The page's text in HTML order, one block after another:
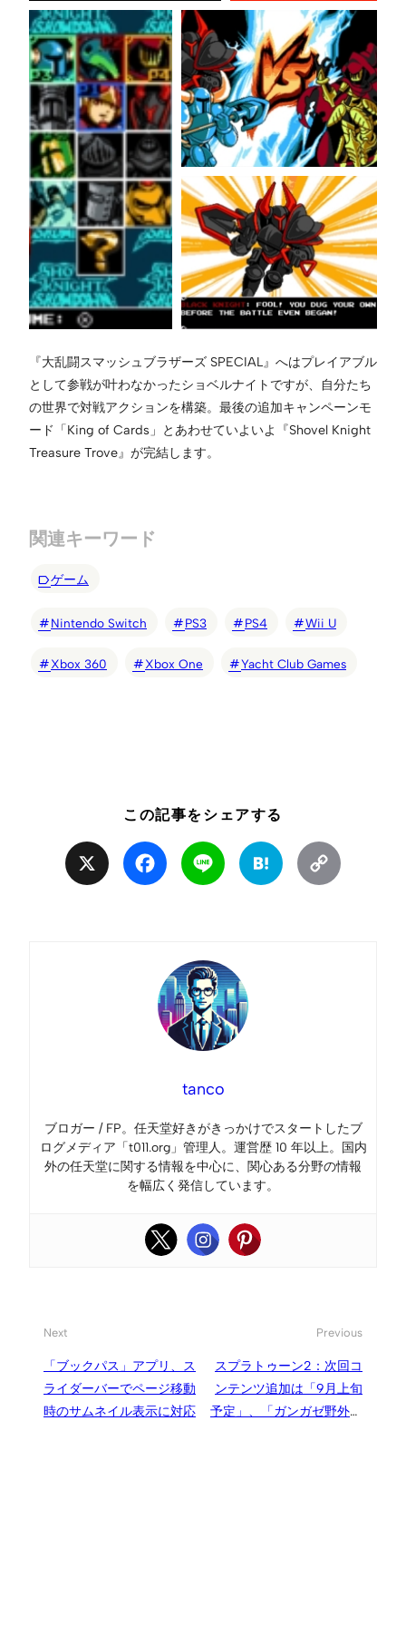
『大乱闘スマッシュブラザーズ SPECIAL』へはプレイアブル
として参戦が叶わなかったショベルナイトですが、自分たち
の世界で対戦アクションを構築。最後の追加キャンペーンモ
ード「King of Cards」とあわせていよいよ『Shovel Knight
Treasure Trove』が完結します。
関連キーワード
ゲーム
Nintendo Switch PS3 PS4 Wii U
Xbox 360 Xbox One Yacht Club Games
この記事をシェアする
Facebook Line Hatena
tanco
ブロガー / FP。任天堂好きがきっかけでスタートしたブ
ログメディア「t011.org」管理人。運営歴 10 年以上。国内
外の任天堂に関する情報を中心に、関心ある分野の情報
を幅広く発信しています。
Next
「ブックパス」アプリ、ス
ライダーバーでページ移動
時のサムネイル表示に対応
Previous
スプラトゥーン2：次回コ
ンテンツ追加は「9月上旬
予定」、「ガンガゼ野外音